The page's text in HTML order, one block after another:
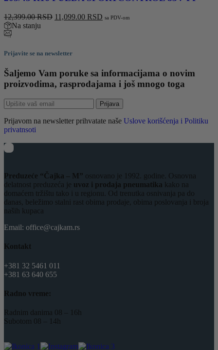
12,399.00RSD Originalna
12,399.00 RSD.
11,099.00 RSD Trenutna
sa PDV-om
Na stanju
Prijavite se na newsletter
Šaljemo Vam poruke sa informacijama o novim
proizvodima, rasprodajama i još mnogo toga
Prijava
Prijavom na newsletter prihvatate naše Uslove korišćenja i Politiku
privatnsoti
Preduzeće “Čajka – M” osnovano je 1992. godine. Osnovna
delatnost preduzeća je uvoz i prodaja pneumatika kako na
domaćem tržištu tako i u regionu. Od trenutka osnivanja pa do
danas, beležimo stalni rast obima prodaje, obima poslovanja i broja
naših kupaca
Email: office@cajkam.rs
Kontakt
+381 32 5461 011
+381 63 640 655
Radno vreme:
Radnim danima 08 – 16h
Subotom 08 – 14h